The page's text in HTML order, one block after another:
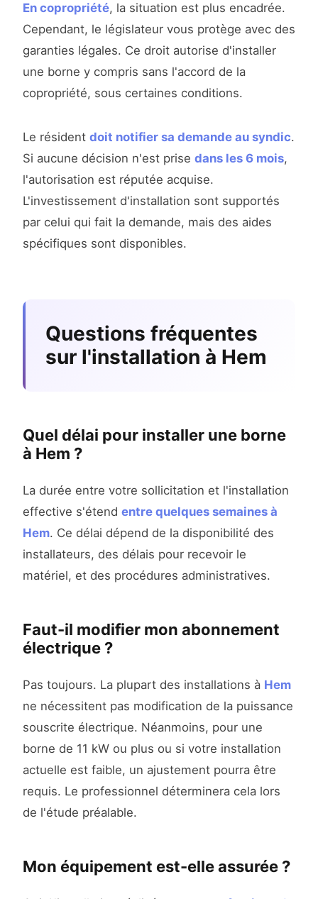
En copropriété, la situation est plus encadrée.
Cependant, le législateur vous protège avec des
garanties légales. Ce droit autorise d'installer
une borne y compris sans l'accord de la
copropriété, sous certaines conditions.
Le résident doit notifier sa demande au syndic.
Si aucune décision n'est prise dans les 6 mois,
l'autorisation est réputée acquise.
L'investissement d'installation sont supportés
par celui qui fait la demande, mais des aides
spécifiques sont disponibles.
Questions fréquentes
sur l'installation à Hem
Quel délai pour installer une borne
à Hem ?
La durée entre votre sollicitation et l'installation
effective s'étend entre quelques semaines à
Hem. Ce délai dépend de la disponibilité des
installateurs, des délais pour recevoir le
matériel, et des procédures administratives.
Faut-il modifier mon abonnement
électrique ?
Pas toujours. La plupart des installations à Hem
ne nécessitent pas modification de la puissance
souscrite électrique. Néanmoins, pour une
borne de 11 kW ou plus ou si votre installation
actuelle est faible, un ajustement pourra être
requis. Le professionnel déterminera cela lors
de l'étude préalable.
Mon équipement est-elle assurée ?